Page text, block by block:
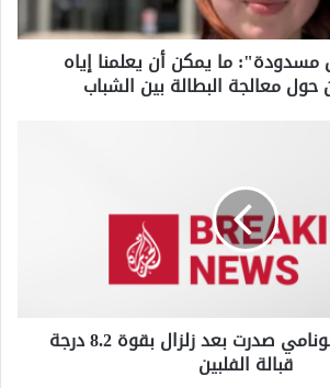
ما يمكن أن يعلمنا إياه
حول معالجة البطالة بين الشباب
تحذيرات من تسونامي صدرت بعد زلزال بقوة 8.2 درجة
قبالة الفلبين